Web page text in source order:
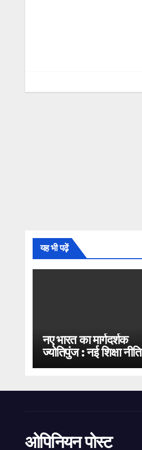
यह भी पढ़ें
नए भारत का मार्गदर्शक
ज्योतिपुंज : नई शिक्षा नीति
2020
ओपिनियन पोस्ट